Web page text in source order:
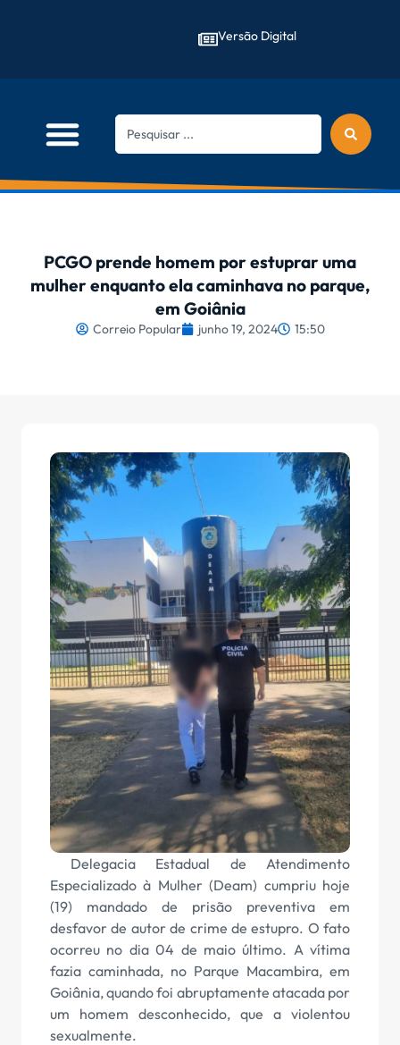
Versão Digital
PCGO prende homem por estuprar uma
mulher enquanto ela caminhava no parque,
em Goiânia
Correio Popular junho 19, 2024 15:50
Delegacia Estadual de Atendimento
Especializado à Mulher (Deam) cumpriu hoje
(19) mandado de prisão preventiva em
desfavor de autor de crime de estupro. O fato
ocorreu no dia 04 de maio último. A vítima
fazia caminhada, no Parque Macambira, em
Goiânia, quando foi abruptamente atacada por
um homem desconhecido, que a violentou
sexualmente.